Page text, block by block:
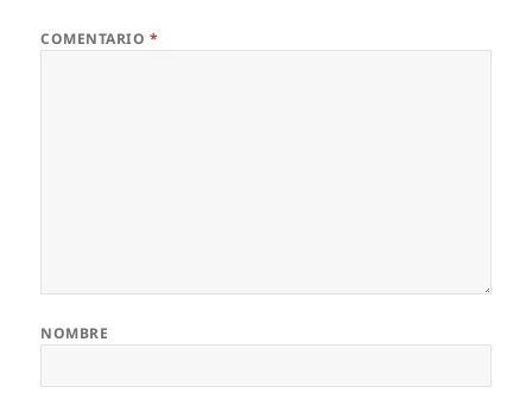
COMENTARIO *
NOMBRE